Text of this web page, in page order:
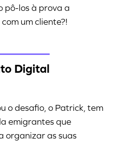
pô-los à prova a
um cliente?!
Digital
o desafio, o Patrick, tem
emigrantes que
organizar as suas